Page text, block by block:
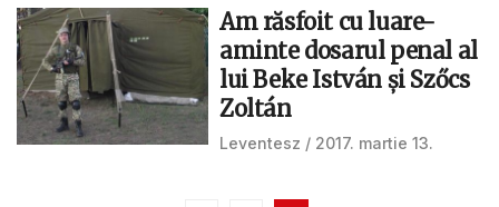
Am răsfoit cu luare-
aminte dosarul penal al
lui Beke István şi Szőcs
Zoltán
Leventesz 2017. martie 13.